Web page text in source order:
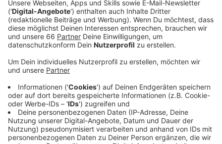
Düsseldorfer DGB hat jetzt einen offenen Brief
geschrieben.
Der Brief richtet sich an Bundesinnenministerin Nancy
Faeser. Die Forderung: Es muss dringend mehr
Personal eingestellt werden. An den